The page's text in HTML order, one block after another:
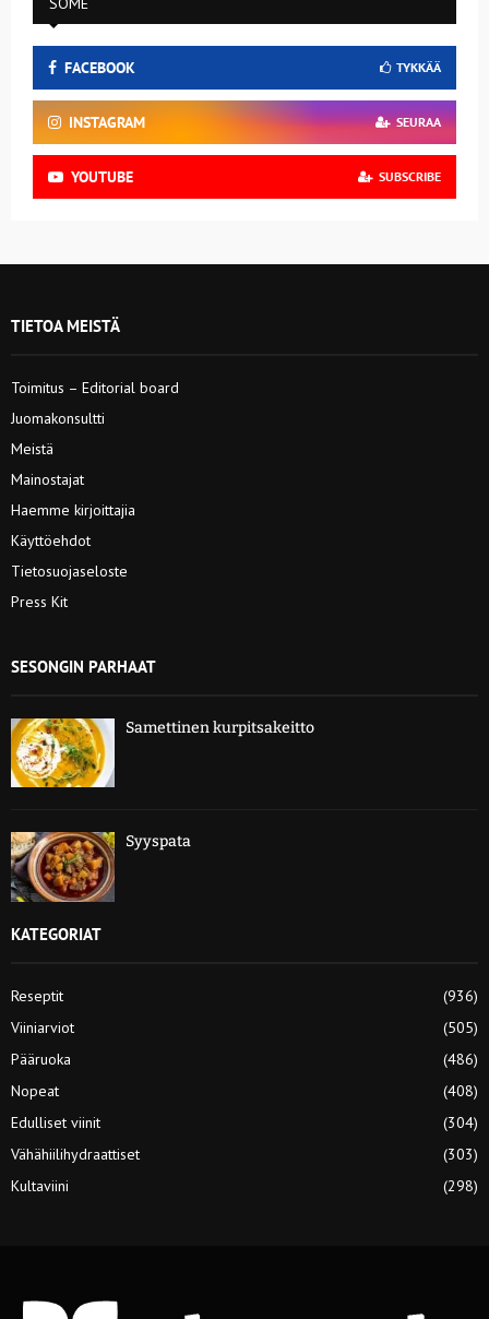
FACEBOOK TYKKÄÄ
INSTAGRAM SEURAA
YOUTUBE SUBSCRIBE
TIETOA MEISTÄ
Toimitus – Editorial board
Juomakonsultti
Meistä
Mainostajat
Haemme kirjoittajia
Käyttöehdot
Tietosuojaseloste
Press Kit
SESONGIN PARHAAT
Samettinen kurpitsakeitto
Syyspata
KATEGORIAT
Reseptit
(936)
Viiniarviot
(505)
Pääruoka
(486)
Nopeat
(408)
Edulliset viinit
(304)
Vähähiilihydraattiset
(303)
Kultaviini
(298)